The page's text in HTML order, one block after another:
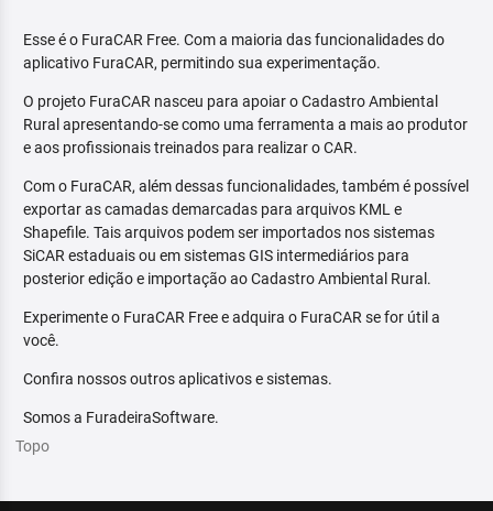
Esse é o FuraCAR Free. Com a maioria das funcionalidades do
aplicativo FuraCAR, permitindo sua experimentação.
O projeto FuraCAR nasceu para apoiar o Cadastro Ambiental
Rural apresentando-se como uma ferramenta a mais ao produtor
e aos profissionais treinados para realizar o CAR.
Com o FuraCAR, além dessas funcionalidades, também é possível
exportar as camadas demarcadas para arquivos KML e
Shapefile. Tais arquivos podem ser importados nos sistemas
SiCAR estaduais ou em sistemas GIS intermediários para
posterior edição e importação ao Cadastro Ambiental Rural.
Experimente o FuraCAR Free e adquira o FuraCAR se for útil a
você.
Confira nossos outros aplicativos e sistemas.
Somos a FuradeiraSoftware.
Topo